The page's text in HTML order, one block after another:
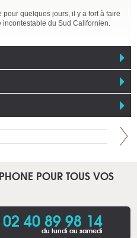
pour quelques jours, il y a fort à faire
du Sud Californien.
POUR TOUS VOS
02 40 89 98 14
du lundi au samedi